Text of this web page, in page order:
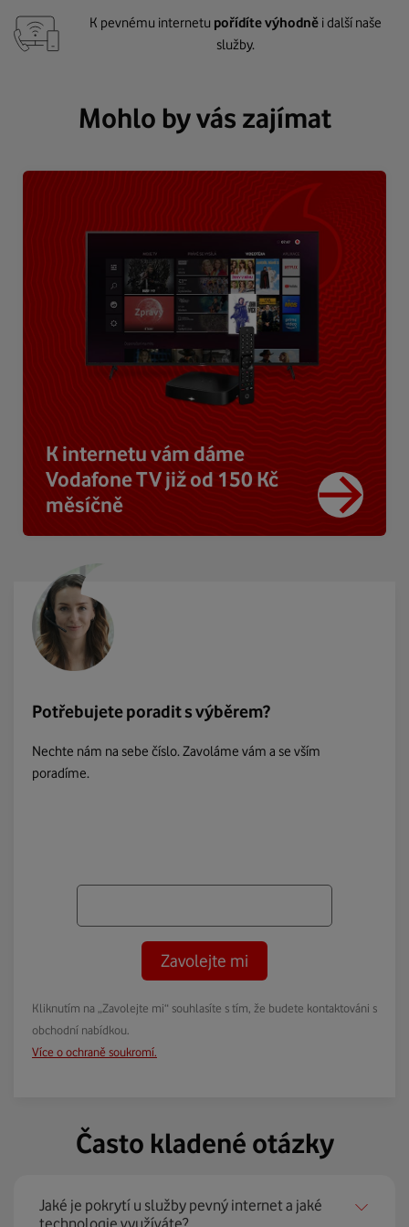
K pevnému internetu pořídíte výhodně i další naše
služby.
Mohlo by vás zajímat
K internetu vám dáme
Vodafone TV již od 150 Kč
měsíčně
Potřebujete poradit s výběrem?
Nechte nám na sebe číslo. Zavoláme vám a se vším
poradíme.
Zavolejte mi
Kliknutím na „Zavolejte mi“ souhlasíte s tím, že budete kontaktováni s
obchodní nabídkou.
Více o ochraně soukromí.
Často kladené otázky
Jaké je pokrytí u služby pevný internet a jaké
technologie využíváte?